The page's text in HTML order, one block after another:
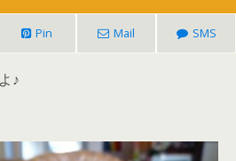
Pin Mail SMS
♪